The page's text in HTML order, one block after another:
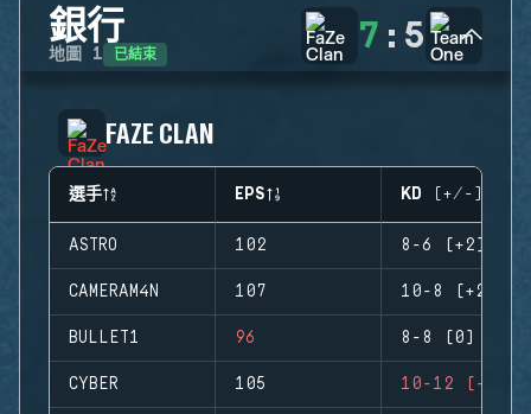
銀行
地圖 1 已結束 7 : 5
FAZE CLAN
選手 EPS KD (+/-)
ASTRO 102 8-6 (+2)
CAMERAM4N 107 10-8 (+2)
BULLET1 96 8-8 (0)
CYBER 105 10-12 (-2)